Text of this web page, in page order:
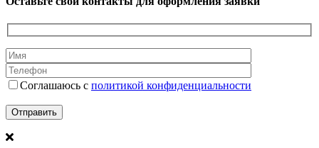
Соглашаюсь с политикой конфиденциальности